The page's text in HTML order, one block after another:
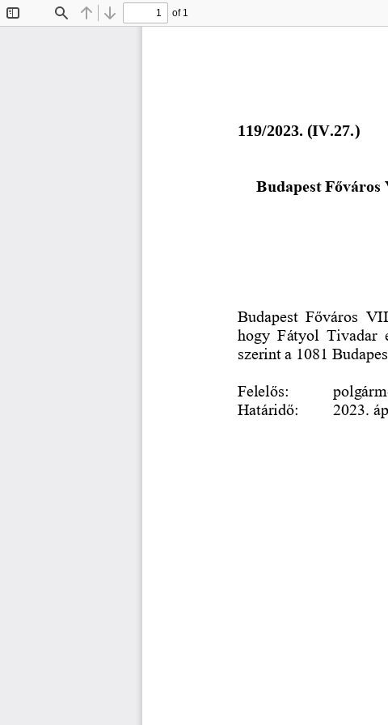
Find Previous
Next
of 1
119/2023. (IV.27.)
Budapest
Budapest  Főváros
hogy  Fátyol  Tivadar
szerint a 1081
Felelős:
Határidő:
2023.